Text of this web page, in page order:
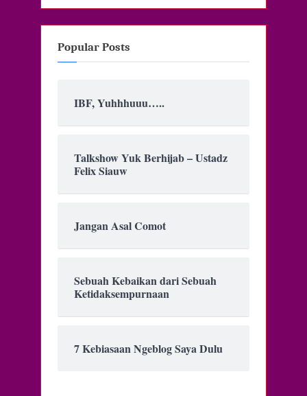
Popular Posts
IBF, Yuhhhuuu…..
Talkshow Yuk Berhijab – Ustadz
Felix Siauw
Jangan Asal Comot
Sebuah Kebaikan dari Sebuah
Ketidaksempurnaan
7 Kebiasaan Ngeblog Saya Dulu